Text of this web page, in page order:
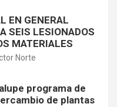
EN GENERAL
SEIS LESIONADOS
MATERIALES
Norte
programa de
de plantas